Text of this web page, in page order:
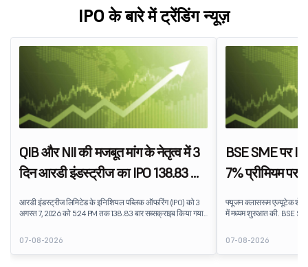
IPO के बारे में ट्रेंडिंग न्यूज़
QIB और NII की मजबूत मांग के नेतृत्व में 3
दिन आरडी इंडस्ट्रीज का IPO 138.83 बार
सब्सक्राइब हुआ
आरडी इंडस्ट्रीज लिमिटेड के इनिशियल पब्लिक ऑफरिंग (IPO) को 3
अगस्त 7, 2026 को 5:24 PM तक 138.83 बार सब्सक्राइब किया गया
पर 7,80,88,05,383 शेयरों के लिए बिड प्राप्त हुई.
07-08-2026
BSE SME पर
7% प्रीमियम
शेयरों की लिस्ट
फ्यूजन क्लासरूम एज्यूटेक शेयरों
में मध्यम शुरुआत की. BSE
प्रीमियम प्रदान करता है.
प्रदान किया, जो एजुकेशन
धारणा को दर्शाता है.
07-08-2026